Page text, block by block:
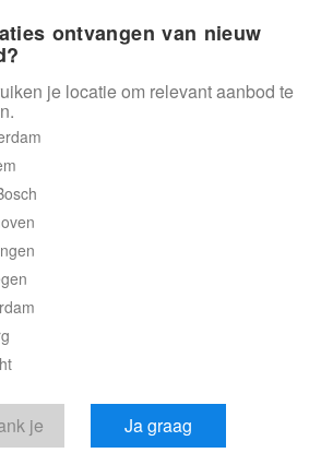
Huurflits
ontvangen van nieuw
je locatie om relevant aanbod te
je Ja graag